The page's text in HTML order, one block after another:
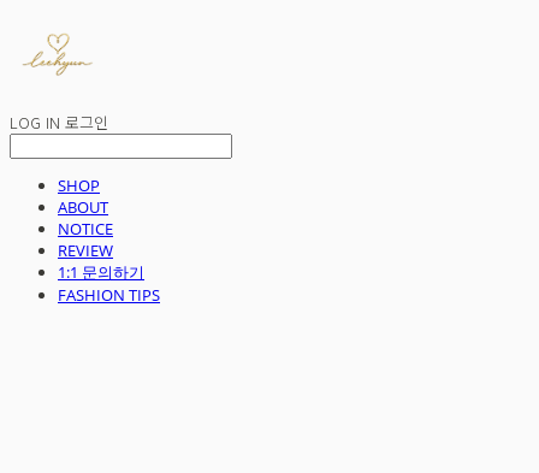
LOG IN 로그인
SHOP
ABOUT
NOTICE
REVIEW
1:1 문의하기
FASHION TIPS